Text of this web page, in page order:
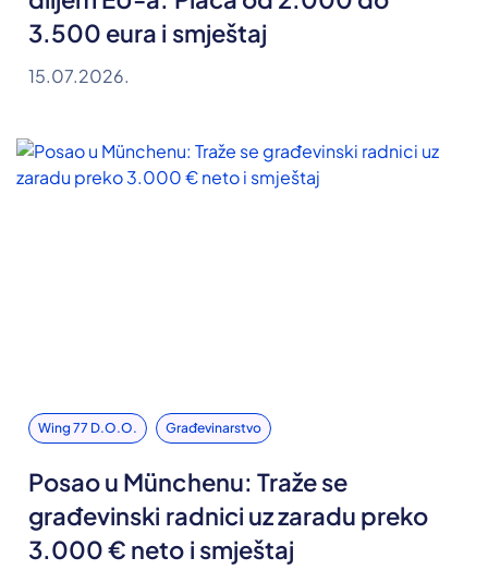
3.500 eura i smještaj
15.07.2026.
Wing 77 D.o.o. Građevinarstvo
Posao u Münchenu: Traže se
građevinski radnici uz zaradu preko
3.000 € neto i smještaj